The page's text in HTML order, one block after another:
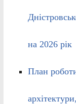
на 2026 рік
План